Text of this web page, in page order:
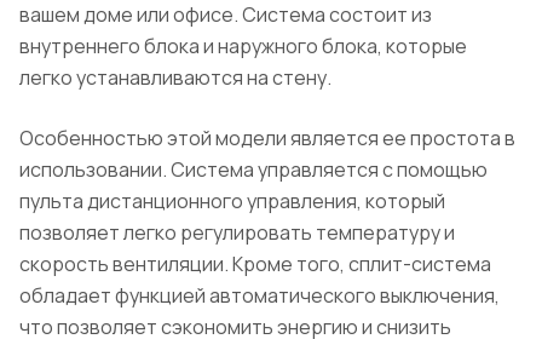
вашем доме или офисе. Система состоит из
внутреннего блока и наружного блока, которые
легко устанавливаются на стену.
Особенностью этой модели является ее простота в
использовании. Система управляется с помощью
пульта дистанционного управления, который
позволяет легко регулировать температуру и
скорость вентиляции. Кроме того, сплит-система
обладает функцией автоматического выключения,
что позволяет сэкономить энергию и снизить